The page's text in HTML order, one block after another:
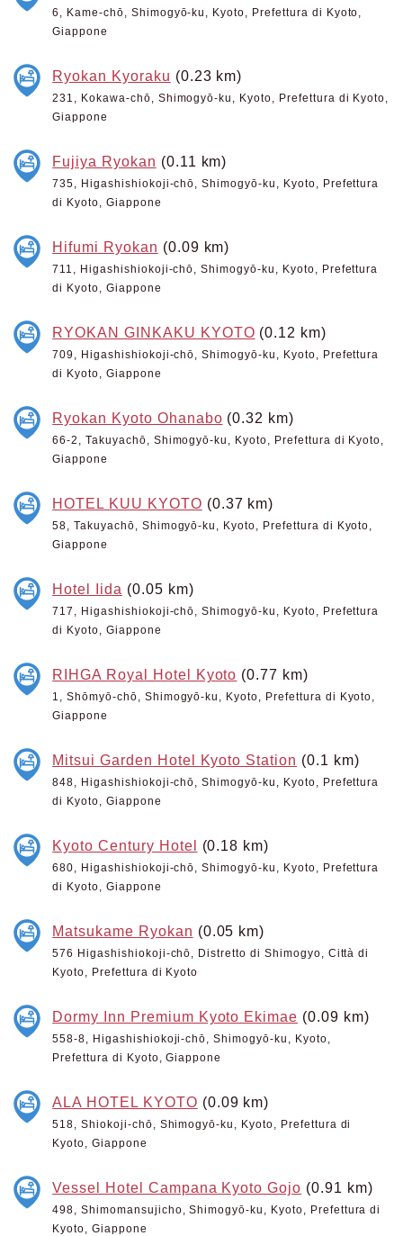
6, Kame-chō, Shimogyō-ku, Kyoto, Prefettura di Kyoto,
Giappone
Ryokan Kyoraku (0.23 km)
231, Kokawa-chō, Shimogyō-ku, Kyoto, Prefettura di Kyoto,
Giappone
Fujiya Ryokan (0.11 km)
735, Higashishiokoji-chō, Shimogyō-ku, Kyoto, Prefettura
di Kyoto, Giappone
Hifumi Ryokan (0.09 km)
711, Higashishiokoji-chō, Shimogyō-ku, Kyoto, Prefettura
di Kyoto, Giappone
RYOKAN GINKAKU KYOTO (0.12 km)
709, Higashishiokoji-chō, Shimogyō-ku, Kyoto, Prefettura
di Kyoto, Giappone
Ryokan Kyoto Ohanabo (0.32 km)
66-2, Takuyachō, Shimogyō-ku, Kyoto, Prefettura di Kyoto,
Giappone
HOTEL KUU KYOTO (0.37 km)
58, Takuyachō, Shimogyō-ku, Kyoto, Prefettura di Kyoto,
Giappone
Hotel Iida (0.05 km)
717, Higashishiokoji-chō, Shimogyō-ku, Kyoto, Prefettura
di Kyoto, Giappone
RIHGA Royal Hotel Kyoto (0.77 km)
1, Shōmyō-chō, Shimogyō-ku, Kyoto, Prefettura di Kyoto,
Giappone
Mitsui Garden Hotel Kyoto Station (0.1 km)
848, Higashishiokoji-chō, Shimogyō-ku, Kyoto, Prefettura
di Kyoto, Giappone
Kyoto Century Hotel (0.18 km)
680, Higashishiokoji-chō, Shimogyō-ku, Kyoto, Prefettura
di Kyoto, Giappone
Matsukame Ryokan (0.05 km)
576 Higashishiokoji-chō, Distretto di Shimogyo, Città di
Kyoto, Prefettura di Kyoto
Dormy Inn Premium Kyoto Ekimae (0.09 km)
558-8, Higashishiokoji-chō, Shimogyō-ku, Kyoto,
Prefettura di Kyoto, Giappone
ALA HOTEL KYOTO (0.09 km)
518, Shiokoji-chō, Shimogyō-ku, Kyoto, Prefettura di
Kyoto, Giappone
Vessel Hotel Campana Kyoto Gojo (0.91 km)
498, Shimomansujicho, Shimogyō-ku, Kyoto, Prefettura di
Kyoto, Giappone